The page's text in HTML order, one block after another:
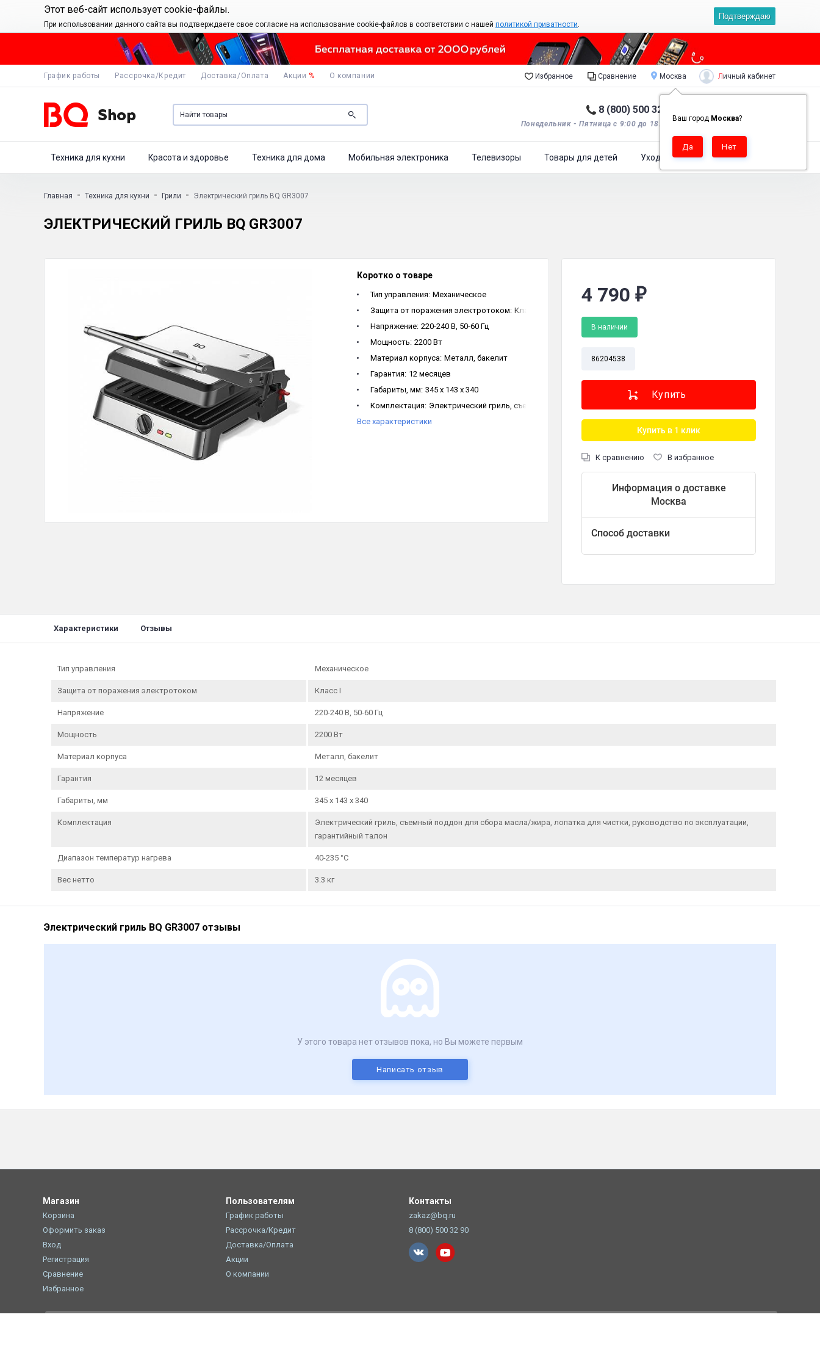
Этот веб-сайт использует cookie-файлы.
При использовании данного сайта вы подтверждаете свое согласие на использование cookie-файлов в соответствии с нашей политикой приватности.
Подтверждаю
График работы Рассрочка/Кредит Доставка/Оплата Акции % О компании Избранное Сравнение Москва
Ваш город Москва?
Личный кабинет
8 (800) 500 32 90
Понедельник - Пятница с 9:00 до 18:00*.
0 Корзина пуста
Техника для кухни Красота и здоровье Техника для дома Мобильная электроника Телевизоры Товары для детей Уход за одеждой
Главная - Техника для кухни - Грили - Электрический гриль BQ GR3007
ЭЛЕКТРИЧЕСКИЙ ГРИЛЬ BQ GR3007
4 790 ₽
В наличии
86204538
Купить в 1 клик
К сравнению В избранное
Информация о доставке
Москва
Способ доставки
Коротко о товаре
Тип управления: Механическое
Защита от поражения электротоком: Класс I
Напряжение: 220-240 В, 50-60 Гц
Мощность: 2200 Вт
Материал корпуса: Металл, бакелит
Гарантия: 12 месяцев
Габариты, мм: 345 x 143 x 340
Комплектация: Электрический гриль, съемный поддон для сбора масла/жира, лопатка для чистки, руководство по
Диапазон температур нагрева:
Все характеристики
Характеристики Отзывы
Тип управления Механическое
Защита от поражения электротоком Класс I
Напряжение 220-240 В, 50-60 Гц
Мощность 2200 Вт
Материал корпуса Металл, бакелит
Гарантия 12 месяцев
Габариты, мм 345 x 143 x 340
Комплектация
Электрический гриль, съемный поддон для сбора масла/жира, лопатка для чистки, руководство по эксплуатации,
гарантийный талон
Диапазон температур нагрева 40-235 °С
Вес нетто 3.3 кг
Электрический гриль BQ GR3007 отзывы
У этого товара нет отзывов пока, но Вы можете первым
Написать отзыв
Магазин
Корзина
Оформить заказ
Вход
Регистрация
Сравнение
Избранное
Пользователям
График работы
Рассрочка/Кредит
Доставка/Оплата
Акции
О компании
Контакты
zakaz@bq.ru
8 (800) 500 32 90